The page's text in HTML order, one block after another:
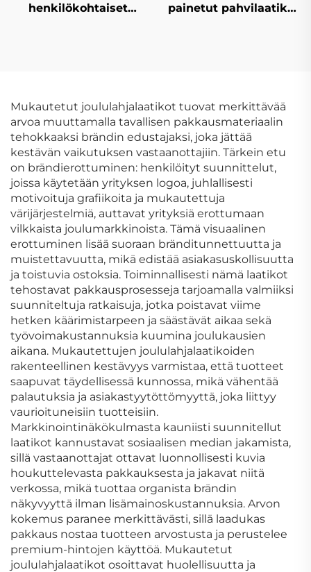
henkilökohtaiset
painetut pahvilaatikot
alusvaatteille ja
lahjapakkauksiin
Mukautetut joululahjalaatikot tuovat merkittävää
arvoa muuttamalla tavallisen pakkausmateriaalin
tehokkaaksi brändin edustajaksi, joka jättää
kestävän vaikutuksen vastaanottajiin. Tärkein etu
on brändierottuminen: henkilöityt suunnittelut,
joissa käytetään yrityksen logoa, juhlallisesti
motivoituja grafiikoita ja mukautettuja
värijärjestelmiä, auttavat yrityksiä erottumaan
vilkkaista joulumarkkinoista. Tämä visuaalinen
erottuminen lisää suoraan bränditunnettuutta ja
muistettavuutta, mikä edistää asiakasuskollisuutta
ja toistuvia ostoksia. Toiminnallisesti nämä laatikot
tehostavat pakkausprosesseja tarjoamalla valmiiksi
suunniteltuja ratkaisuja, jotka poistavat viime
hetken käärimistarpeen ja säästävät aikaa sekä
työvoimakustannuksia kuumina joulukausien
aikana. Mukautettujen joululahjalaatikoiden
rakenteellinen kestävyys varmistaa, että tuotteet
saapuvat täydellisessä kunnossa, mikä vähentää
palautuksia ja asiakastyytöttömyyttä, joka liittyy
vaurioituneisiin tuotteisiin.
Markkinointinäkökulmasta kauniisti suunnitellut
laatikot kannustavat sosiaalisen median jakamista,
sillä vastaanottajat ottavat luonnollisesti kuvia
houkuttelevasta pakkauksesta ja jakavat niitä
verkossa, mikä tuottaa organista brändin
näkyvyyttä ilman lisämainoskustannuksia. Arvon
kokemus paranee merkittävästi, sillä laadukas
pakkaus nostaa tuotteen arvostusta ja perustelee
premium-hintojen käyttöä. Mukautetut
joululahjalaatikot osoittavat huolellisuutta ja